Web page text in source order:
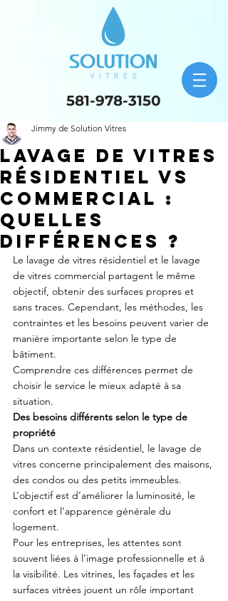
581-978-3150
Lavage de vitres
résidentiel vs
commercial :
quelles
différences ?
Jimmy de Solution Vitres
Le lavage de vitres résidentiel et le lavage
de vitres commercial partagent le même
objectif, obtenir des surfaces propres et
sans traces. Cependant, les méthodes, les
contraintes et les besoins peuvent varier de
manière importante selon le type de
bâtiment.
Comprendre ces différences permet de
choisir le service le mieux adapté à sa
situation.
Des besoins différents selon le type de
propriété
Dans un contexte résidentiel, le lavage de
vitres concerne principalement des maisons,
des condos ou des petits immeubles.
L’objectif est d’améliorer la luminosité, le
confort et l’apparence générale du
logement.
Pour les entreprises, les attentes sont
souvent liées à l’image professionnelle et à
la visibilité. Les vitrines, les façades et les
surfaces vitrées jouent un rôle important